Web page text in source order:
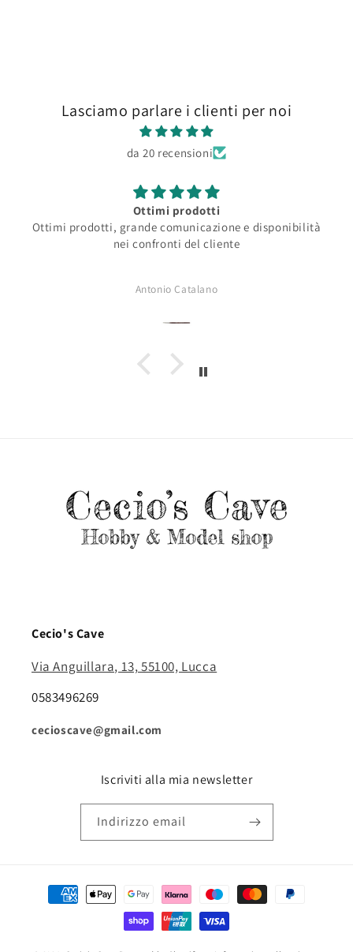
Lasciamo parlare i clienti per noi
da 20 recensioni
Ottimi prodotti
Ottimi prodotti, grande comunicazione e disponibilità
nei confronti del cliente
Antonio Catalano
Cecio's Cave
Via Anguillara, 13, 55100, Lucca
0583496269
cecioscave@gmail.com
Iscriviti alla mia newsletter
Indirizzo email
Metodi